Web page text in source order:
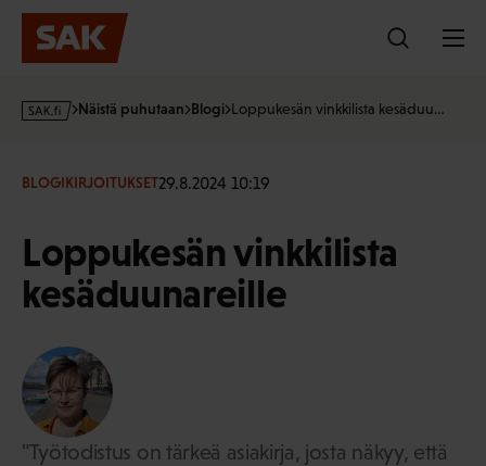
Hyppää
sisältöön
s
·
Näistä puhutaan Blogi Loppukesän vinkkilista kesäduu…
BLOGIKIRJOITUKSET29.8.2024 10:19
Loppukesän vinkkilista
kesäduunareille
"Työtodistus on tärkeä asiakirja, josta näkyy, että